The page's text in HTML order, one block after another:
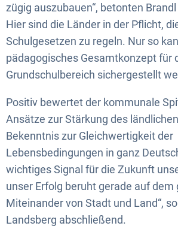
zügig auszubauen“, betonten
Hier sind die Länder in der Pflicht,
Schulgesetzen zu regeln. Nur so
pädagogisches Gesamtkonzept für
Grundschulbereich sichergestellt
Positiv bewertet der kommunale
Ansätze zur Stärkung des
Bekenntnis zur Gleichwertigkeit der
Lebensbedingungen in ganz
wichtiges Signal für die Zukunft
unser Erfolg beruht gerade auf dem
Miteinander von Stadt und Land“,
Landsberg abschließend.